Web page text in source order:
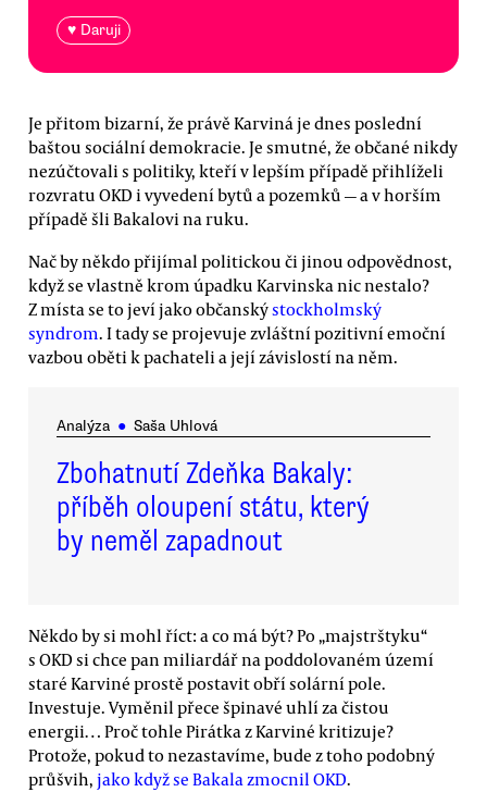
♥ Daruji
Je přitom bizarní, že právě Karviná je dnes poslední
baštou sociální demokracie. Je smutné, že občané nikdy
nezúčtovali s politiky, kteří v lepším případě přihlíželi
rozvratu OKD i vyvedení bytů a pozemků — a v horším
případě šli Bakalovi na ruku.
Nač by někdo přijímal politickou či jinou odpovědnost,
když se vlastně krom úpadku Karvinska nic nestalo?
Z místa se to jeví jako občanskýstockholmský
syndrom. I tady se projevuje zvláštní pozitivní emoční
vazbou oběti k pachateli a její závislostí na něm.
Analýza ● Saša Uhlová
Zbohatnutí Zdeňka Bakaly:
příběh oloupení státu, který
by neměl zapadnout
Někdo by si mohl říct: a co má být? Po „majstrštyku“
s OKD si chce pan miliardář na poddolovaném území
staré Karviné prostě postavit obří solární pole.
Investuje. Vyměnil přece špinavé uhlí za čistou
energii… Proč tohle Pirátka z Karviné kritizuje?
Protože, pokud to nezastavíme, bude z toho podobný
průšvih, jako když se Bakala zmocnil OKD.